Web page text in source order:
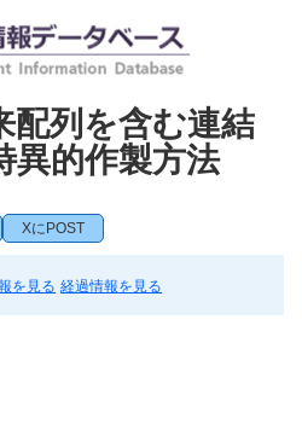
配列を含む連結
異的作製方法
XにPOST
を見る 経過情報を見る